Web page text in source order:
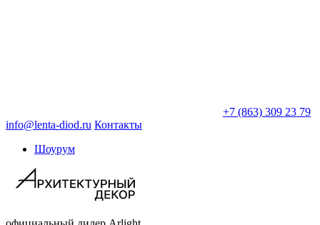
+7 (863) 309 23 79
info@lenta-diod.ru Контакты
Шоурум